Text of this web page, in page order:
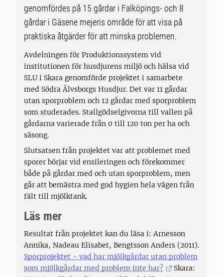
genomfördes på 15 gårdar i Falköpings- och 8
gårdar i Gäsene mejeris område för att visa på
praktiska åtgärder för att minska problemen.
Avdelningen för Produktionssystem vid
institutionen för husdjurens miljö och hälsa vid
SLU i Skara genomförde projektet i samarbete
med Södra Älvsborgs Husdjur. Det var 11 gårdar
utan sporproblem och 12 gårdar med sporproblem
som studerades. Stallgödselgivorna till vallen på
gårdarna varierade från 0 till 120 ton per ha och
säsong.
Slutsatsen från projektet var att problemet med
sporer börjar vid ensileringen och förekommer
både på gårdar med och utan sporproblem, men
går att bemästra med god hygien hela vägen från
fält till mjölktank.
Läs mer
Resultat från projektet kan du läsa i: Arnesson
Annika, Nadeau Elisabet, Bengtsson Anders (2011).
Sporprojektet - vad har mjölkgårdar utan problem
som mjölkgårdar med problem inte har?
Skara: